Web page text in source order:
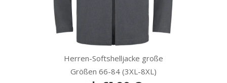
Herren-Softshelljacke große
Größen 66-84 (3XL-8XL)